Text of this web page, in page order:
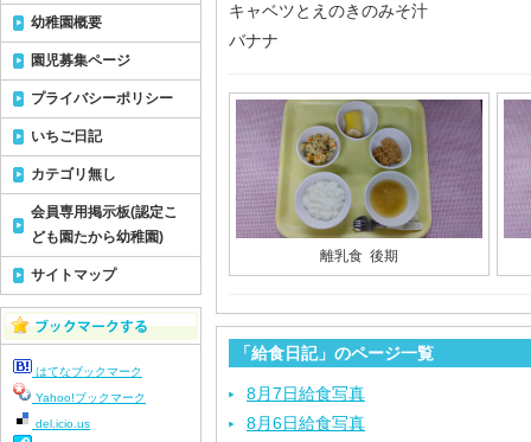
キャベツとえのきのみそ汁
バナナ
離乳食 後期
「給食日記」のページ一覧
8月7日給食写真
8月6日給食写真
幼稚園概要
園児募集ページ
プライバシーポリシー
いちご日記
カテゴリ無し
会員専用掲示板(認定こ
ども園たから幼稚園)
サイトマップ
はてなブックマーク
Yahoo!ブックマーク
del.icio.us